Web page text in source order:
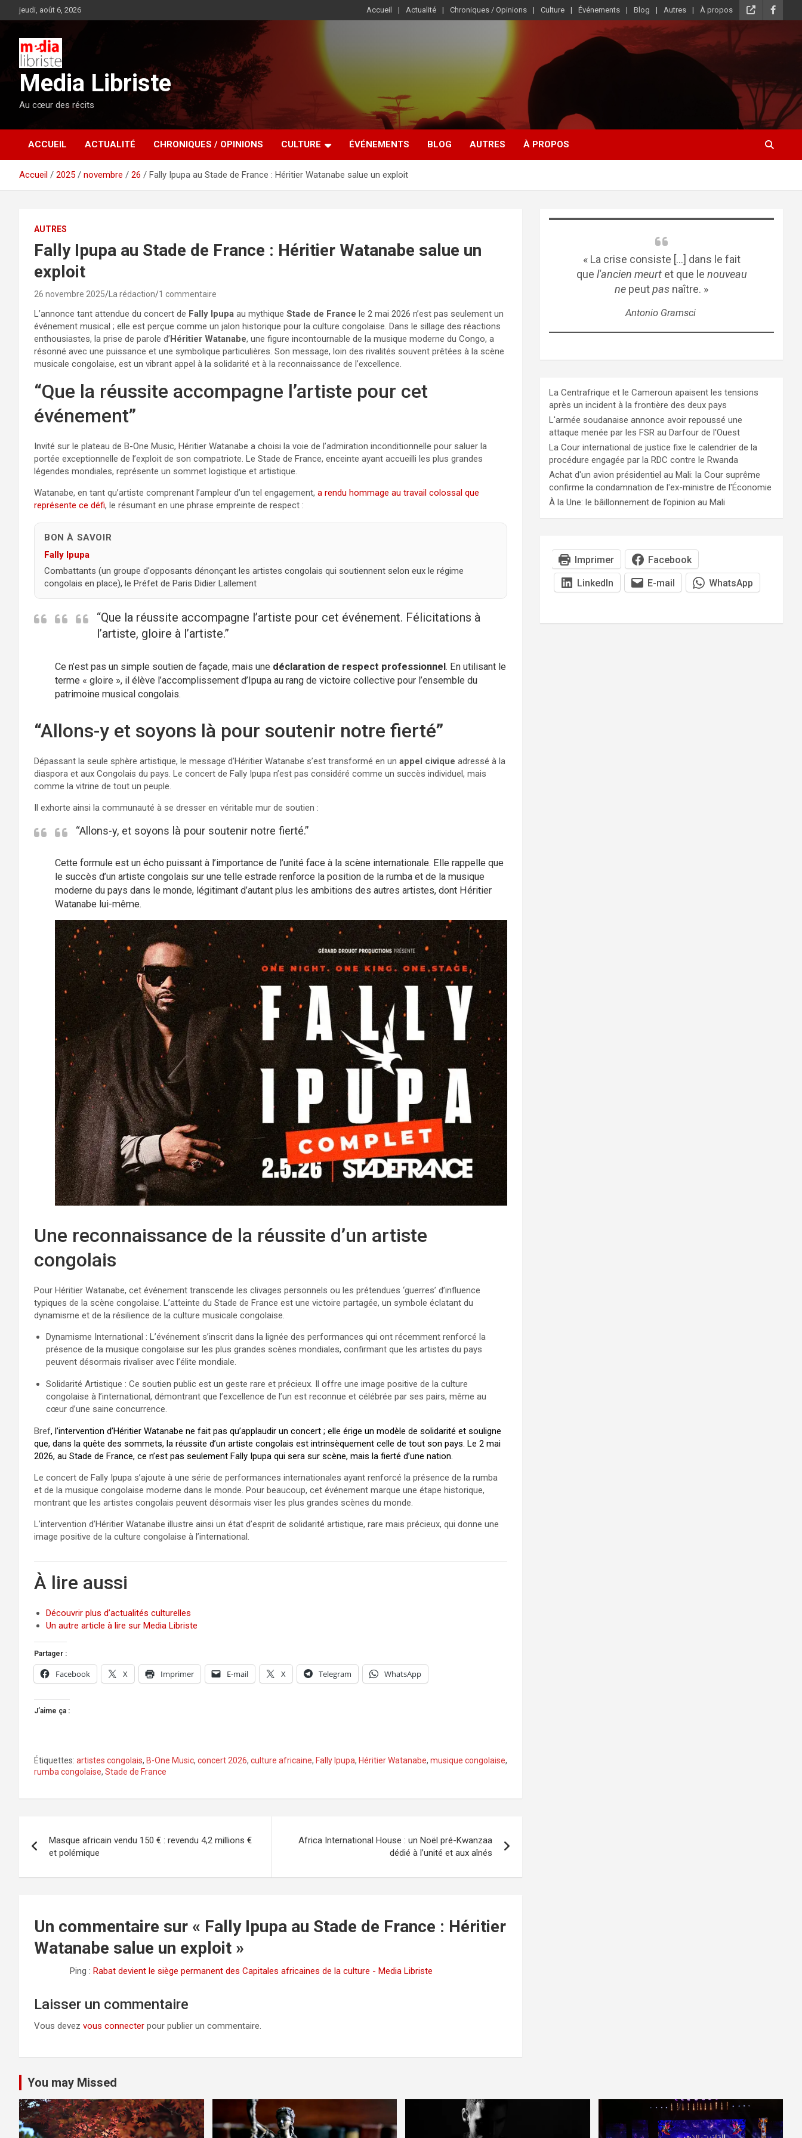
au
jeudi, août 6, 2026 Accueil Actualité Chroniques / Opinions Culture Événements Blog Autres À propos
Media Libriste
Au cœur des récits
ACCUEIL ACTUALITÉ CHRONIQUES / OPINIONS CULTURE ÉVÉNEMENTS BLOG AUTRES À PROPOS
Accueil 2025 novembre 26 Fally Ipupa au Stade de France : Héritier Watanabe salue un exploit
AUTRES
Fally Ipupa au Stade de France : Héritier Watanabe salue un
exploit
26 novembre 2025 La rédaction 1 commentaire
L’annonce tant attendue du concert de Fally Ipupa au mythique Stade de France le 2 mai 2026 n’est pas seulement un
événement musical ; elle est perçue comme un jalon historique pour la culture congolaise. Dans le sillage des réactions
enthousiastes, la prise de parole d’Héritier Watanabe, une figure incontournable de la musique moderne du Congo, a
résonné avec une puissance et une symbolique particulières. Son message, loin des rivalités souvent prêtées à la scène
musicale congolaise, est un vibrant appel à la solidarité et à la reconnaissance de l’excellence.
“Que la réussite accompagne l’artiste pour cet
événement”
Invité sur le plateau de B-One Music, Héritier Watanabe a choisi la voie de l’admiration inconditionnelle pour saluer la
portée exceptionnelle de l’exploit de son compatriote. Le Stade de France, enceinte ayant accueilli les plus grandes
légendes mondiales, représente un sommet logistique et artistique.​
Watanabe, en tant qu’artiste comprenant l’ampleur d’un tel engagement, a rendu hommage au travail colossal que
représente ce défi, le résumant en une phrase empreinte de respect :
BON À SAVOIR
Fally Ipupa
Combattants (un groupe d'opposants dénonçant les artistes congolais qui soutiennent selon eux le régime
congolais en place), le Préfet de Paris Didier Lallement
“Que la réussite accompagne l’artiste pour cet événement. Félicitations à
l’artiste, gloire à l’artiste.”
Ce n’est pas un simple soutien de façade, mais une déclaration de respect professionnel. En utilisant le
terme « gloire », il élève l’accomplissement d’Ipupa au rang de victoire collective pour l’ensemble du
patrimoine musical congolais.
“Allons-y et soyons là pour soutenir notre fierté”
Dépassant la seule sphère artistique, le message d’Héritier Watanabe s’est transformé en un appel civique adressé à la
diaspora et aux Congolais du pays. Le concert de Fally Ipupa n’est pas considéré comme un succès individuel, mais
comme la vitrine de tout un peuple.
​Il exhorte ainsi la communauté à se dresser en véritable mur de soutien :
“Allons-y, et soyons là pour soutenir notre fierté.”
Cette formule est un écho puissant à l’importance de l’unité face à la scène internationale. Elle rappelle que
le succès d’un artiste congolais sur une telle estrade renforce la position de la rumba et de la musique
moderne du pays dans le monde, légitimant d’autant plus les ambitions des autres artistes, dont Héritier
Watanabe lui-même.
Une reconnaissance de la réussite d’un artiste
congolais
Pour Héritier Watanabe, cet événement transcende les clivages personnels ou les prétendues ‘guerres’ d’influence
typiques de la scène congolaise. L’atteinte du Stade de France est une victoire partagée, un symbole éclatant du
dynamisme et de la résilience de la culture musicale congolaise.
​Dynamisme International : L’événement s’inscrit dans la lignée des performances qui ont récemment renforcé la
présence de la musique congolaise sur les plus grandes scènes mondiales, confirmant que les artistes du pays
peuvent désormais rivaliser avec l’élite mondiale.​
Solidarité Artistique : Ce soutien public est un geste rare et précieux. Il offre une image positive de la culture
congolaise à l’international, démontrant que l’excellence de l’un est reconnue et célébrée par ses pairs, même au
cœur d’une saine concurrence.​
Bref, l’intervention d’Héritier Watanabe ne fait pas qu’applaudir un concert ; elle érige un modèle de solidarité et souligne
que, dans la quête des sommets, la réussite d’un artiste congolais est intrinsèquement celle de tout son pays. Le 2 mai
2026, au Stade de France, ce n’est pas seulement Fally Ipupa qui sera sur scène, mais la fierté d’une nation.
Le concert de Fally Ipupa s’ajoute à une série de performances internationales ayant renforcé la présence de la rumba
et de la musique congolaise moderne dans le monde. Pour beaucoup, cet événement marque une étape historique,
montrant que les artistes congolais peuvent désormais viser les plus grandes scènes du monde.
L’intervention d’Héritier Watanabe illustre ainsi un état d’esprit de solidarité artistique, rare mais précieux, qui donne une
image positive de la culture congolaise à l’international.
À lire aussi
Découvrir plus d’actualités culturelles
Un autre article à lire sur Media Libriste
Partager :
Facebook X Imprimer E-mail X Telegram WhatsApp
J’aime ça :
Étiquettes: artistes congolais, B-One Music, concert 2026, culture africaine, Fally Ipupa, Héritier Watanabe, musique congolaise,
rumba congolaise, Stade de France
de
l’article
Masque africain vendu 150 € : revendu 4,2 millions €
et polémique
Africa International House : un Noël pré-Kwanzaa
dédié à l’unité et aux aînés
Un commentaire sur « Fally Ipupa au Stade de France : Héritier
Watanabe salue un exploit »
Ping : Rabat devient le siège permanent des Capitales africaines de la culture - Media Libriste
Laisser un commentaire
Vous devez vous connecter pour publier un commentaire.
« La crise consiste [...] dans le fait
que l'ancien meurtet que le nouveau
ne peutpas naître. »
Antonio Gramsci
La Centrafrique et le Cameroun apaisent les tensions
après un incident à la frontière des deux pays
L'armée soudanaise annonce avoir repoussé une
attaque menée par les FSR au Darfour de l'Ouest
La Cour international de justice fixe le calendrier de la
procédure engagée par la RDC contre le Rwanda
Achat d'un avion présidentiel au Mali: la Cour suprême
confirme la condamnation de l'ex-ministre de l'Économie
À la Une: le bâillonnement de l’opinion au Mali
Imprimer Facebook
LinkedIn E-mail WhatsApp
You may Missed